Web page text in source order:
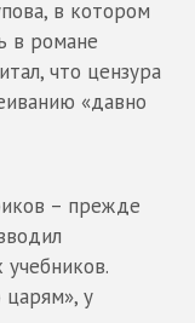
в котором
в романе
что цензура
«давно
– прежде
у